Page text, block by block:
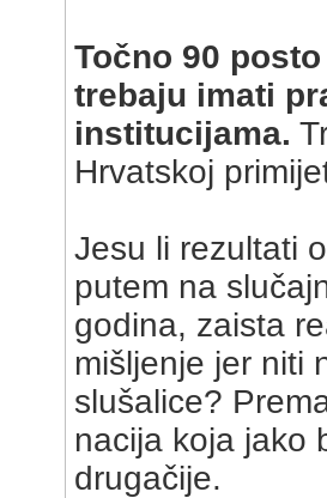
Točno 90
trebaju imati
institucijama.
Hrvatskoj
Jesu li rezultati
putem na
godina, zaista
mišljenje jer niti
slušalice?
nacija koja jako
drugačije.